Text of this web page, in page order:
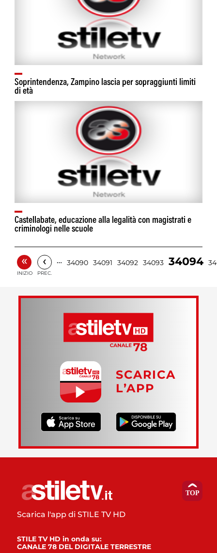
Soprintendenza, Zampino lascia per sopraggiunti limiti
di età
Castellabate, educazione alla legalità con magistrati e
criminologi nelle scuole
«
INIZIO
‹
PREC.
… 34090 34091 34092 34093 34094
SCARICA
L’APP
Scarica l'app di STILE TV HD
STILE TV HD in onda su:
CANALE 78 DEL DIGITALE TERRESTRE